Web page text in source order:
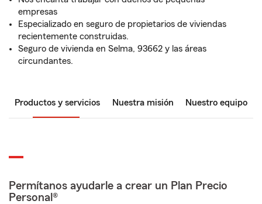
empresas
Especializado en seguro de propietarios de viviendas
recientemente construidas.
Seguro de vivienda en Selma, 93662 y las áreas
circundantes.
Productos y servicios Nuestra misión Nuestro equipo
Permítanos ayudarle a crear un Plan Precio
Personal®